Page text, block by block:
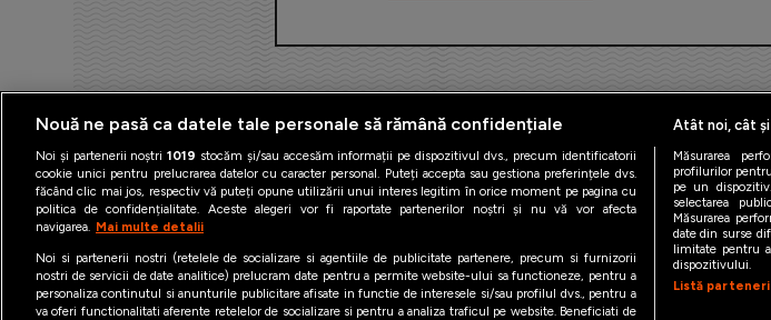
Politica de
Nouă ne pasă ca datele tale personale să rămână confidențiale
Noi și partenerii noștri1019 stocăm și/sau accesăm informații pe dispozitivul dvs., precum identificatorii
cookie unici pentru prelucrarea datelor cu caracter personal. Puteți accepta sau gestiona preferințele dvs.
făcând clic mai jos, respectiv vă puteți opune utilizării unui interes legitim în orice moment pe pagina cu
politica de confidențialitate. Aceste alegeri vor fi raportate partenerilor noștri și nu vă vor afecta
navigarea. Mai multe detalii
Noi si partenerii nostri (retelele de socializare si agentiile de publicitate partenere, precum si furnizorii
nostri de servicii de date analitice) prelucram date pentru a permite website-ului sa functioneze, pentru a
personaliza continutul si anunturile publicitare afisate in functie de interesele si/sau profilul dvs., pentru a
va oferi functionalitati aferente retelelor de socializare si pentru a analiza traficul pe website. Beneficiati de
Atât noi, cât
Măsurarea
profilurilor
pe un
selectarea
Măsurarea
date din surse
limitate pentru
dispozitivului.
Listă